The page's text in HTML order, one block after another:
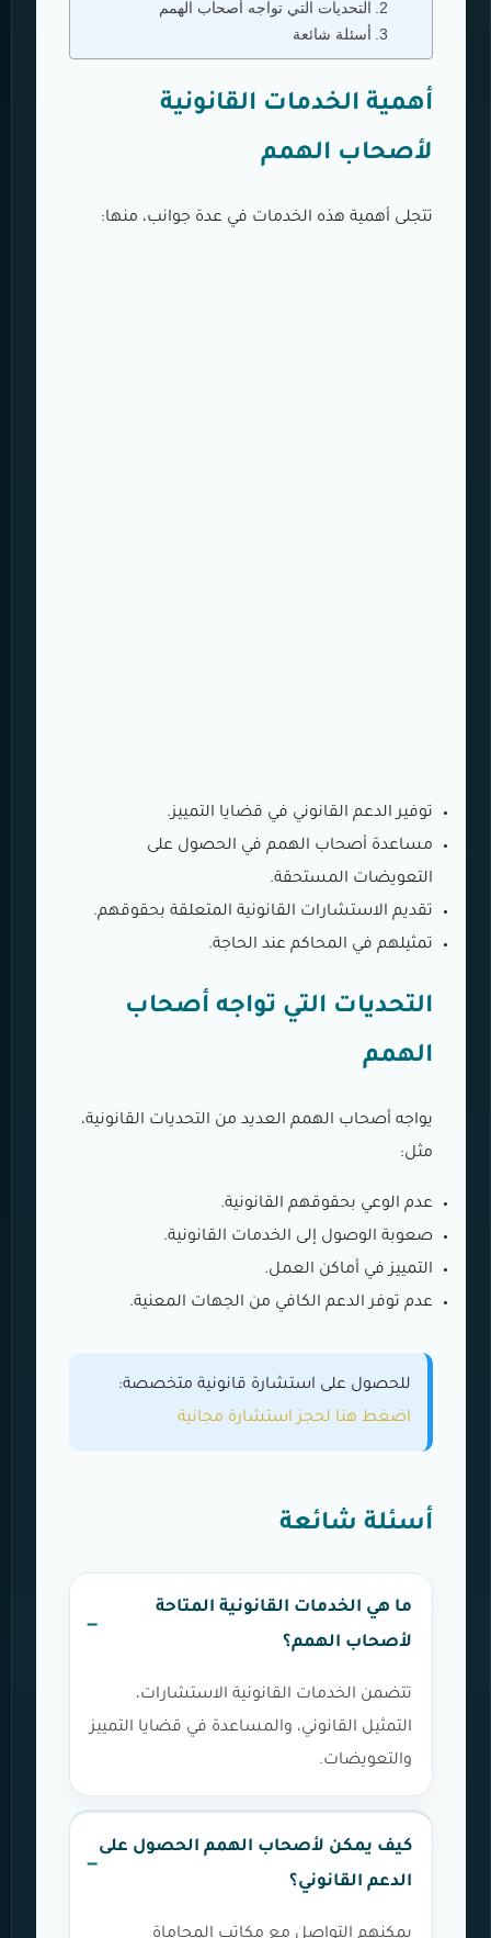
التحديات التي تواجه أصحاب الهمم
أسئلة شائعة
أهمية الخدمات القانونية
لأصحاب الهمم
تتجلى أهمية هذه الخدمات في عدة جوانب، منها:
توفير الدعم القانوني في قضايا التمييز.
مساعدة أصحاب الهمم في الحصول على
التعويضات المستحقة.
تقديم الاستشارات القانونية المتعلقة بحقوقهم.
تمثيلهم في المحاكم عند الحاجة.
التحديات التي تواجه أصحاب
الهمم
يواجه أصحاب الهمم العديد من التحديات القانونية،
مثل:
عدم الوعي بحقوقهم القانونية.
صعوبة الوصول إلى الخدمات القانونية.
التمييز في أماكن العمل.
عدم توفر الدعم الكافي من الجهات المعنية.
للحصول على استشارة قانونية متخصصة:
اضغط هنا لحجز استشارة مجانية
أسئلة شائعة
ما هي الخدمات القانونية المتاحة
لأصحاب الهمم؟
تتضمن الخدمات القانونية الاستشارات،
التمثيل القانوني، والمساعدة في قضايا التمييز
والتعويضات.
كيف يمكن لأصحاب الهمم الحصول على
الدعم القانوني؟
يمكنهم التواصل مع مكاتب المحاماة